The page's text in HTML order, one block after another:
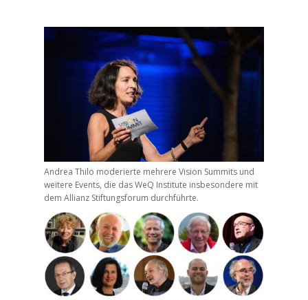
Andrea Thilo moderierte mehrere Vision Summits und
weitere Events, die das WeQ Institute insbesondere mit
dem Allianz Stiftungsforum durchführte.